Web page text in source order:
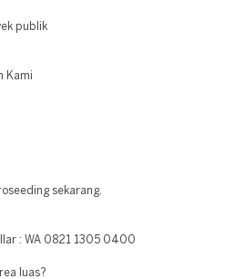
publik
Kami
sekarang.
: WA 0821 1305 0400
luas?